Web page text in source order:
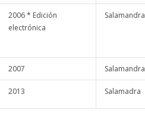
2006 * Edición
electrónica
Salamandra
2007 Salamandra
2013 Salamadra